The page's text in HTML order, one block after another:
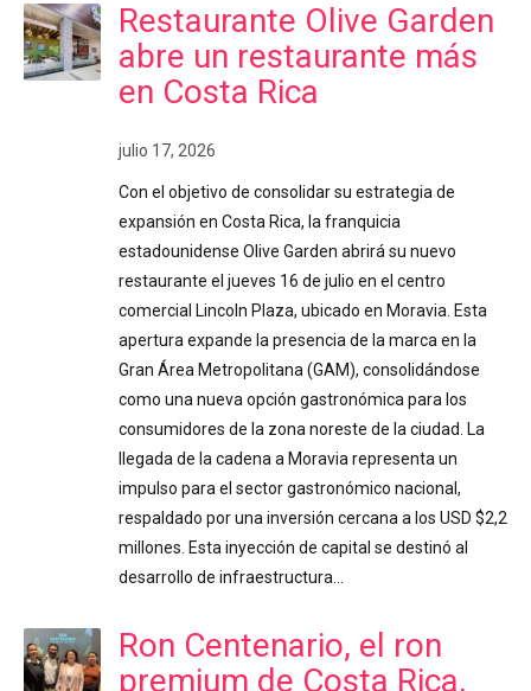
Restaurante Olive Garden
abre un restaurante más
en Costa Rica
julio 17, 2026
Con el objetivo de consolidar su estrategia de
expansión en Costa Rica, la franquicia
estadounidense Olive Garden abrirá su nuevo
restaurante el jueves 16 de julio en el centro
comercial Lincoln Plaza, ubicado en Moravia. Esta
apertura expande la presencia de la marca en la
Gran Área Metropolitana (GAM), consolidándose
como una nueva opción gastronómica para los
consumidores de la zona noreste de la ciudad. La
llegada de la cadena a Moravia representa un
impulso para el sector gastronómico nacional,
respaldado por una inversión cercana a los USD $2,2
millones. Esta inyección de capital se destinó al
desarrollo de infraestructura…
Ron Centenario, el ron
premium de Costa Rica,